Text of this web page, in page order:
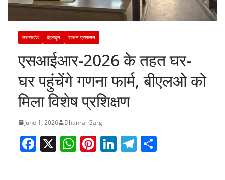
उत्तराखंड देहरादून शासन प्रशासन
एसआईआर-2026 के तहत घर-
घर पहुंचेंगे गणना फार्म, बीएलओ को
मिला विशेष प्रशिक्षण
June 1, 2026 Dhanraj Garg
F X W Pi Li T